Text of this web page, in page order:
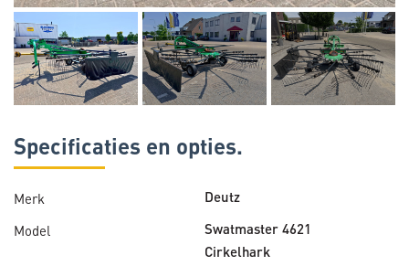
Specificaties en opties.
Merk Deutz
Model
Swatmaster 4621
Cirkelhark